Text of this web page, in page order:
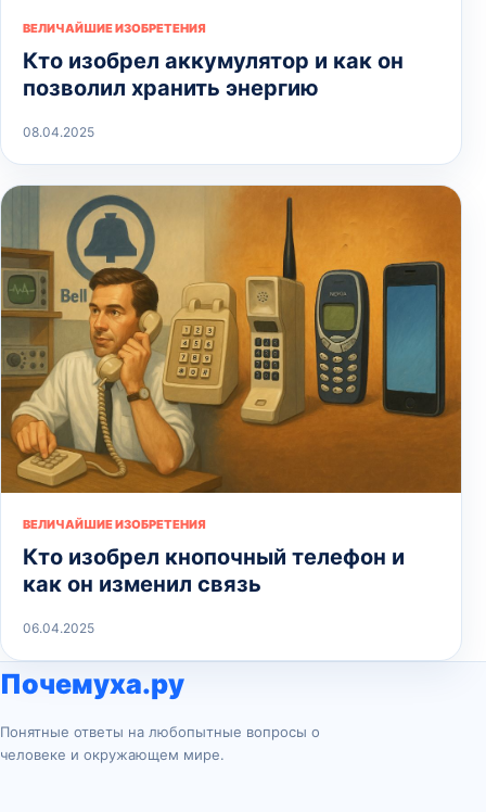
ВЕЛИЧАЙШИЕ ИЗОБРЕТЕНИЯ
Кто изобрел аккумулятор и как он
позволил хранить энергию
08.04.2025
ВЕЛИЧАЙШИЕ ИЗОБРЕТЕНИЯ
Кто изобрел кнопочный телефон и
как он изменил связь
06.04.2025
Почемуха.ру
Понятные ответы на любопытные вопросы о
человеке и окружающем мире.